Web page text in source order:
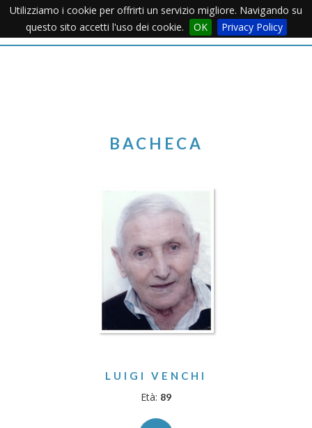
Utilizziamo i cookie per offrirti un servizio migliore. Navigando su
questo sito accetti l'uso dei cookie.
OK Privacy PolicyMenu
BACHECA
LUIGI VENCHI
Età: 89